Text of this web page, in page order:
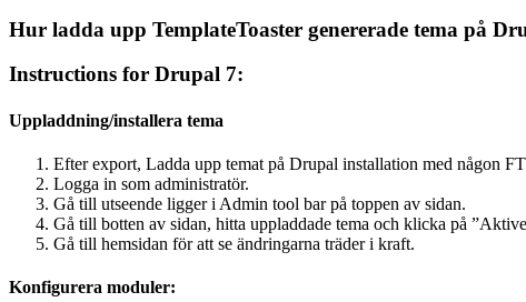
Hur ladda upp TemplateToaster genererade tema på
Instructions for Drupal 7:
Uppladdning/installera tema
Efter export, Ladda upp temat på Drupal installation med någon
Logga in som administratör.
Gå till utseende ligger i Admin tool bar på toppen av sidan.
Gå till botten av sidan, hitta uppladdade tema och klicka på
Gå till hemsidan för att se ändringarna träder i kraft.
Konfigurera moduler: